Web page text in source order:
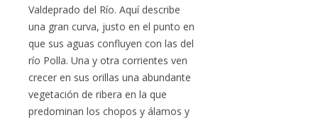
Valdeprado del Río. Aquí describe
una gran curva, justo en el punto en
que sus aguas confluyen con las del
río Polla. Una y otra corrientes ven
crecer en sus orillas una abundante
vegetación de ribera en la que
predominan los chopos y álamos y